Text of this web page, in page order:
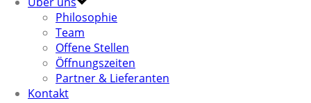
Philosophie
Team
Offene Stellen
Öffnungszeiten
Partner & Lieferanten
Kontakt